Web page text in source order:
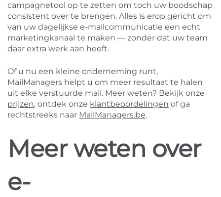
campagnetool op te zetten om toch uw boodschap
consistent over te brengen. Alles is erop gericht om
van uw dagelijkse e-mailcommunicatie een echt
marketingkanaal te maken — zonder dat uw team
daar extra werk aan heeft.
Of u nu een kleine onderneming runt,
MailManagers helpt u om meer resultaat te halen
uit elke verstuurde mail. Meer weten? Bekijk onze
prijzen, ontdek onze klantbeoordelingen of ga
rechtstreeks naar MailManagers.be.
Meer weten over
e-